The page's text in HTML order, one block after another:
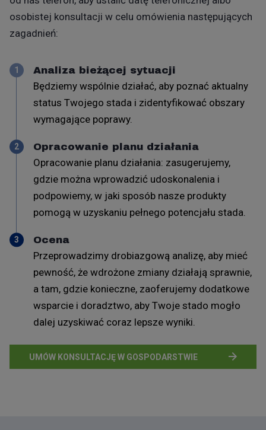
osobistej konsultacji w celu omówienia następujących
zagadnień:
1 Analiza bieżącej sytuacji
Będziemy wspólnie działać, aby poznać aktualny
status Twojego stada i zidentyfikować obszary
wymagające poprawy.
2 Opracowanie planu działania
Opracowanie planu działania: zasugerujemy,
gdzie można wprowadzić udoskonalenia i
podpowiemy, w jaki sposób nasze produkty
pomogą w uzyskaniu pełnego potencjału stada.
3 Ocena
Przeprowadzimy drobiazgową analizę, aby mieć
pewność, że wdrożone zmiany działają sprawnie,
a tam, gdzie konieczne, zaoferujemy dodatkowe
wsparcie i doradztwo, aby Twoje stado mogło
dalej uzyskiwać coraz lepsze wyniki.
UMÓW KONSULTACJĘ W GOSPODARSTWIE